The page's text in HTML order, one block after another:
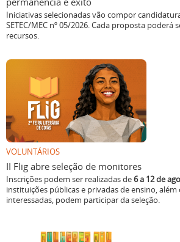
Iniciativas selecionadas vão compor
SETEC/MEC nº 05/2026. Cada proposta poderá
recursos.
VOLUNTÁRIOS
II Flig abre seleção de monitores
Inscrições podem ser realizadas de6 a 12 de
instituições públicas e privadas de ensino, além
interessadas, podem participar da seleção.